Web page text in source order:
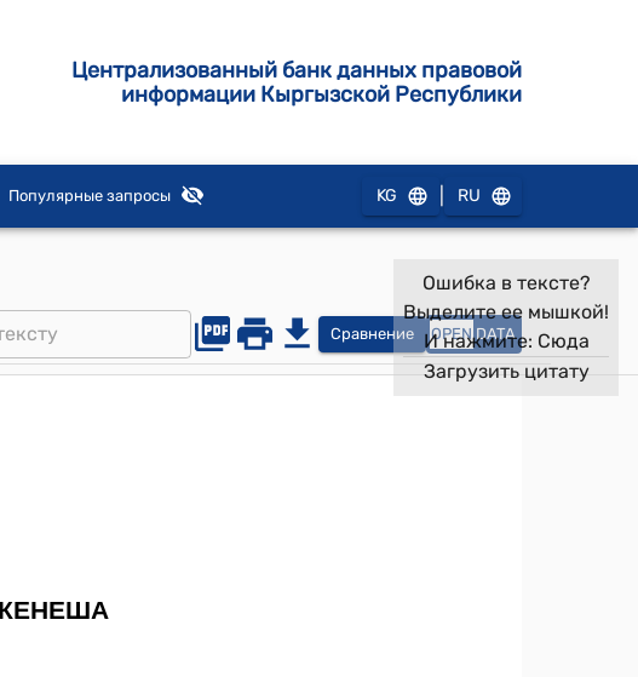
Централизованный банк данных правовой
информации Кыргызской Республики
Популярные запросы KG RU
Сравнение OPEN DATA
Ошибка в тексте?
Выделите ее мышкой!
И нажмите: Сюда
Загрузить цитату